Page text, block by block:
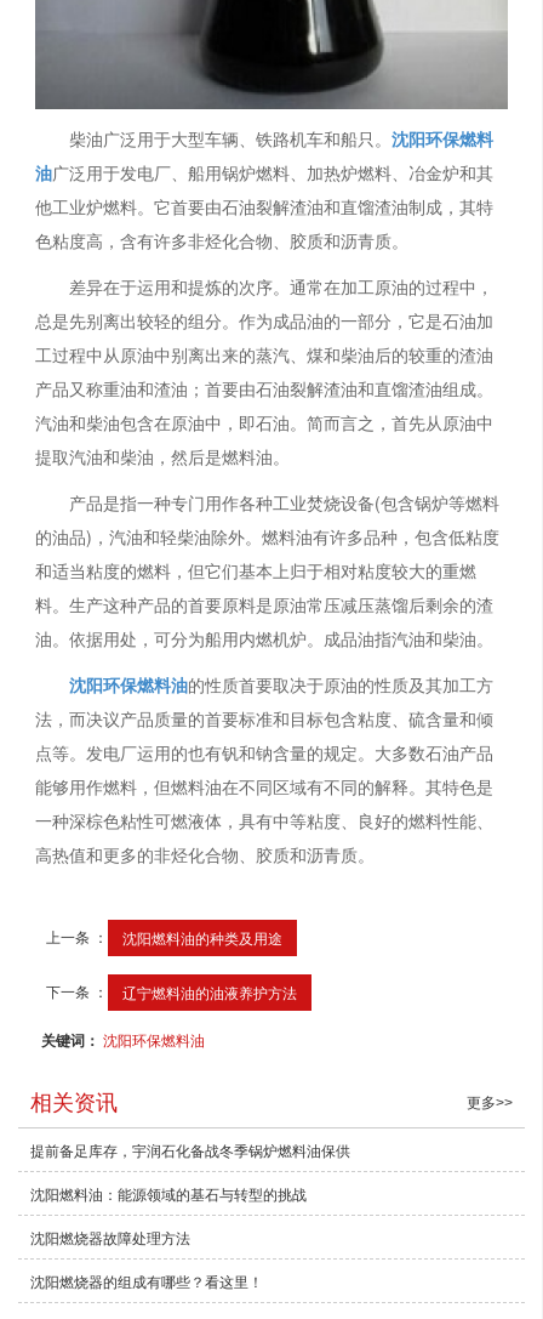
柴油广泛用于大型车辆、铁路机车和船只。沈阳环保燃料
油广泛用于发电厂、船用锅炉燃料、加热炉燃料、冶金炉和其
他工业炉燃料。它首要由石油裂解渣油和直馏渣油制成，其特
色粘度高，含有许多非烃化合物、胶质和沥青质。
差异在于运用和提炼的次序。通常在加工原油的过程中，
总是先别离出较轻的组分。作为成品油的一部分，它是石油加
工过程中从原油中别离出来的蒸汽、煤和柴油后的较重的渣油
产品又称重油和渣油；首要由石油裂解渣油和直馏渣油组成。
汽油和柴油包含在原油中，即石油。简而言之，首先从原油中
提取汽油和柴油，然后是燃料油。
产品是指一种专门用作各种工业焚烧设备(包含锅炉等燃料
的油品)，汽油和轻柴油除外。燃料油有许多品种，包含低粘度
和适当粘度的燃料，但它们基本上归于相对粘度较大的重燃
料。生产这种产品的首要原料是原油常压减压蒸馏后剩余的渣
油。依据用处，可分为船用内燃机炉。成品油指汽油和柴油。
沈阳环保燃料油的性质首要取决于原油的性质及其加工方
法，而决议产品质量的首要标准和目标包含粘度、硫含量和倾
点等。发电厂运用的也有钒和钠含量的规定。大多数石油产品
能够用作燃料，但燃料油在不同区域有不同的解释。其特色是
一种深棕色粘性可燃液体，具有中等粘度、良好的燃料性能、
高热值和更多的非烃化合物、胶质和沥青质。
上一条 ： 沈阳燃料油的种类及用途
下一条 ： 辽宁燃料油的油液养护方法
关键词：沈阳环保燃料油
相关资讯 更多>>
提前备足库存，宇润石化备战冬季锅炉燃料油保供
沈阳​燃料油：能源领域的基石与转型的挑战
沈阳燃烧器故障处理方法
沈阳燃烧器的组成有哪些？看这里！